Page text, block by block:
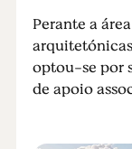
Perante a
optou-se por
de apoio